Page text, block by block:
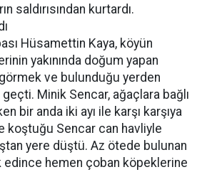
saldırısından kurtardı.
Hüsamettin Kaya, köyün
yakınında doğum yapan
ve bulunduğu yerden
Minik Sencar, ağaçlara bağlı
bir anda iki ayı ile karşı karşıya
koştuğu Sencar can havliyle
yere düştü. Az ötede bulunan
edince hemen çoban köpeklerine